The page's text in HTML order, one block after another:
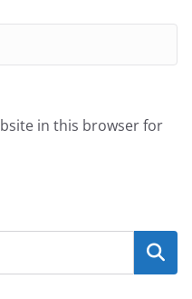
in this browser for
Search